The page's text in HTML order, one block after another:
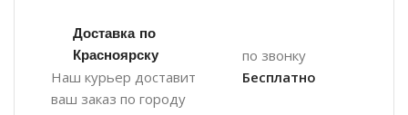
Доставка по
Красноярску
Наш курьер доставит
ваш заказ по городу
по звонку
Бесплатно